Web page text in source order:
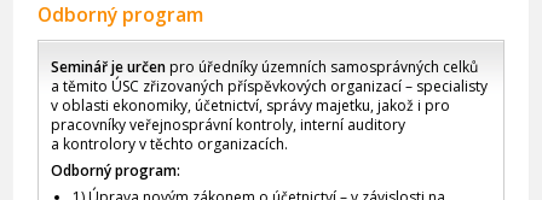
Odborný program
Seminář je určen pro úředníky územních samosprávných celků
a těmito ÚSC zřizovaných příspěvkových organizací – specialisty
v oblasti ekonomiky, účetnictví, správy majetku, jakož i pro
pracovníky veřejnosprávní kontroly, interní auditory
a kontrolory v těchto organizacích.
Odborný program: